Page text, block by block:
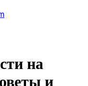
на
и